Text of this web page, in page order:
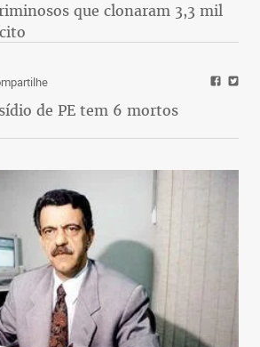
que clonaram 3,3 mil
de PE tem 6 mortos